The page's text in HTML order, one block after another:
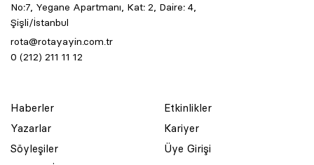
No:7, Yegane Apartmanı, Kat: 2, Daire: 4,
Şişli/İstanbul
rota@rotayayin.com.tr
0 (212) 211 11 12
Haberler
Yazarlar
Söyleşiler
Etkinlikler
Kariyer
Üye Girişi